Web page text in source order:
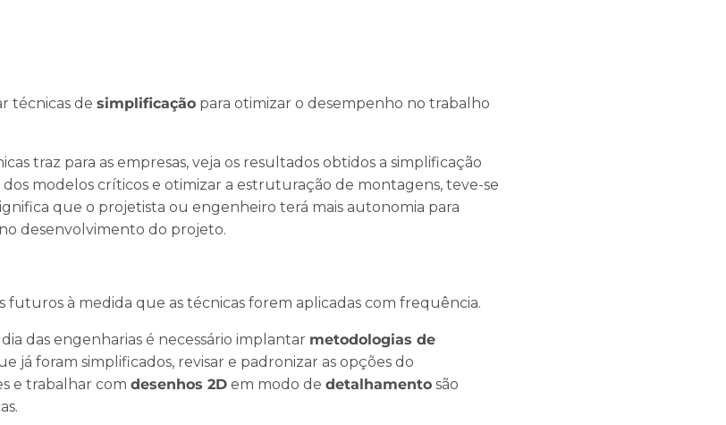
técnicas de simplificação para otimizar o desempenho no trabalho
traz para as empresas, veja os resultados obtidos a simplificação
modelos críticos e otimizar a estruturação de montagens, teve-se
que o projetista ou engenheiro terá mais autonomia para
desenvolvimento do projeto.
à medida que as técnicas forem aplicadas com frequência.
das engenharias é necessário implantar metodologias de
já foram simplificados, revisar e padronizar as opções do
e trabalhar com desenhos 2D em modo de detalhamento são